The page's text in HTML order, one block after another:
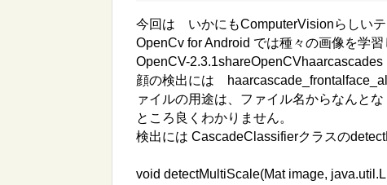
今回は いかにもComputerVisionらしいテ
OpenCv for Android では種々の画像を学
OpenCV-2.3.1shareOpenCVhaarcascades
顔の検出には
ァイルの用途は、ファイル名からなんと
ところ良くわかりません。
検出には CascadeClassifierクラスの
void detectMultiScale(Mat image,